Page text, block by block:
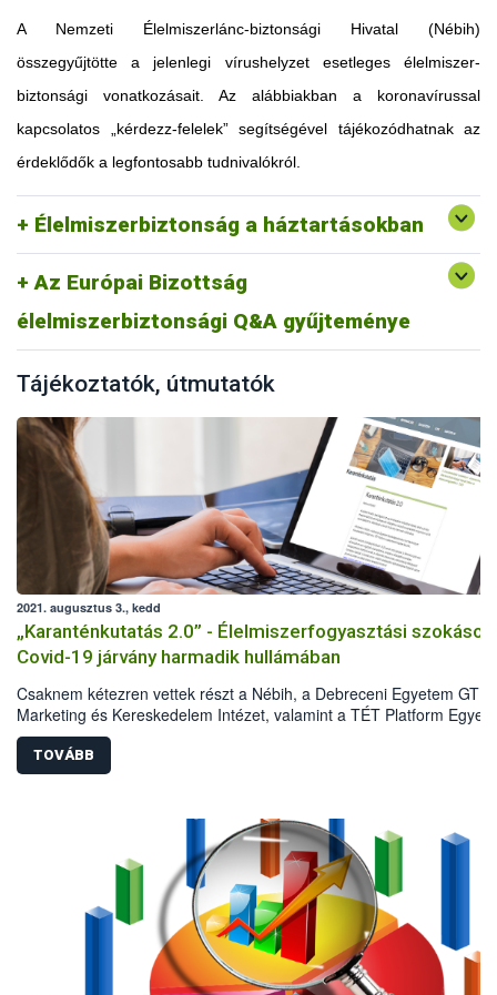
A Nemzeti Élelmiszerlánc-biztonsági Hivatal (Nébih)
összegyűjtötte a jelenlegi vírushelyzet esetleges élelmiszer-
biztonsági vonatkozásait. Az alábbiakban a koronavírussal
kapcsolatos „kérdezz-felelek” segítségével tájékozódhatnak az
érdeklődők a legfontosabb tudnivalókról.
Élelmiszerbiztonság a háztartásokban
Az Európai Bizottság
élelmiszerbiztonsági Q&A gyűjteménye
Tájékoztatók, útmutatók
2021. augusztus 3., kedd
„Karanténkutatás 2.0” - Élelmiszerfogyasztási szokások
Covid-19 járvány harmadik hullámában
Csaknem kétezren vettek részt a Nébih, a Debreceni Egyetem GTK
Marketing és Kereskedelem Intézet, valamint a TÉT Platform
második közös reprezentatív kutatásában 2021 májusában. A
felmérésből kiderült, hogyan változtak a Covid-19 járvány első és
harmadik hulláma között a háztartások élelmiszervásárlási és
első hullám idején tapasztalt sokkhatás elmúlt, ugyanakkor a
megőrizte az elővigyázatosságát, és vannak olyan szokások,
hosszú távon is velünk maradnak.
TOVÁBB